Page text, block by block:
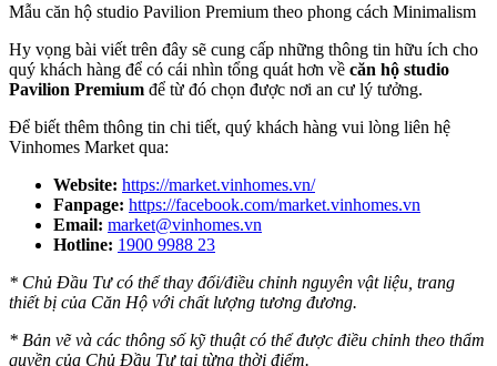
Mẫu căn hộ studio Pavilion Premium theo phong cách Minimalism
Hy vọng bài viết trên đây sẽ cung cấp những thông tin hữu ích cho
quý khách hàng để có cái nhìn tổng quát hơn về căn hộ studio
Pavilion Premium để từ đó chọn được nơi an cư lý tưởng.
Để biết thêm thông tin chi tiết, quý khách hàng vui lòng liên hệ
Vinhomes Market qua:
Website: https://market.vinhomes.vn/
Fanpage: https://facebook.com/market.vinhomes.vn
Email: market@vinhomes.vn
Hotline: 1900 9988 23
* Chủ Đầu Tư có thể thay đổi/điều chỉnh nguyên vật liệu, trang
thiết bị của Căn Hộ với chất lượng tương đương.
* Bản vẽ và các thông số kỹ thuật có thể được điều chỉnh theo thẩm
quyền của Chủ Đầu Tư tại từng thời điểm.